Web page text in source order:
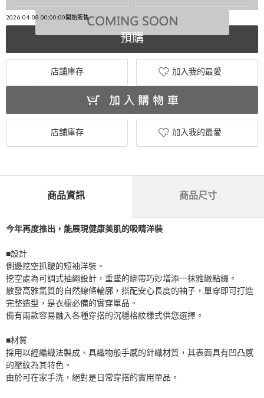
2026-04-08 00:00:00開始販售
預購
店舖庫存 加入我的最愛
店舖庫存 加入我的最愛
商品資訊 商品尺寸
今年再度推出，能展現健康美肌的吸睛洋裝
■設計
側邊挖空抓皺的短袖洋裝。
挖空處為可調式抽繩設計，垂墜的綁帶巧妙增添一抹雅緻點綴。
散發高雅氣質的自然線條輪廓，搭配安心長度的袖子，單穿即可打造
完整造型，是衣櫥必備的實穿單品。
備有兩款容易融入各種穿搭的沉穩格紋樣式供您選擇。
■材質
採用以經編織法製成、具織物般手感的針織材質，其表面具有凹凸感
的壓紋為其特色。
由於可在家手洗，絕對是日常穿搭的實用單品。